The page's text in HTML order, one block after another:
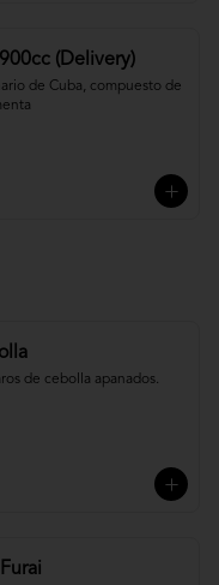
(Delivery)
de Cuba, compuesto de
de cebolla apanados.